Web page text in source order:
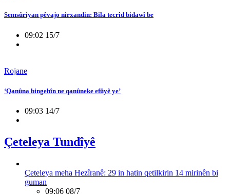
Semsûriyan pêvajo nirxandin: Bila tecrîd bidawî be
09:02 15/7
Rojane
‘Qanûna bingehîn ne qanûneke efûyê ye’
09:03 14/7
Çeteleya Tundîyê
Çeteleya meha Hezîranê: 29 in hatin qetilkirin 14 mirinên bi
guman
09:06 08/7